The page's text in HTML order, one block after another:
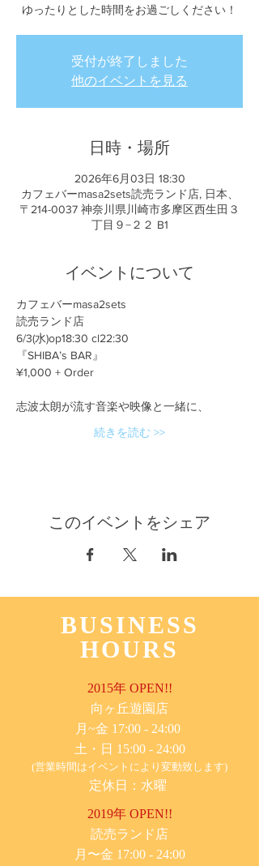
ゆったりとした時間をお過ごしください！
受付が終了しました
他のイベントを見る
日時・場所
2026年6月03日 18:30
カフェバーmasa2sets読売ランド店, 日本、
〒214-0037 神奈川県川崎市多摩区西生田３
丁目９−２２ B1
イベントについて
カフェバーmasa2sets
読売ランド店
6/3(水)op18:30 cl22:30
『SHIBA’s BAR』
¥1,000 + Order
志波太朗が流す音楽や映像と一緒に、
続きを読む >>
このイベントをシェア
BUSINESS
HOURS
2015年 OPEN!!
​向ヶ丘遊園店
月~金 17:00 - 24:00
土・日 15:00 - 24:00
(営業時間はイベントにより変動致します)
定休日：水曜
2019年 OPEN!!
​読売ランド店
月〜金 17:00 - 24:00